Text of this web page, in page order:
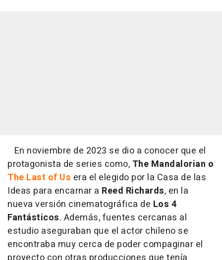
En noviembre de 2023 se dio a conocer que el
protagonista de series como, The Mandalorian o
The Last of Us era el elegido por la Casa de las
Ideas para encarnar a Reed Richards, en la
nueva versión cinematográfica de Los 4
Fantásticos. Además, fuentes cercanas al
estudio aseguraban que el actor chileno se
encontraba muy cerca de poder compaginar el